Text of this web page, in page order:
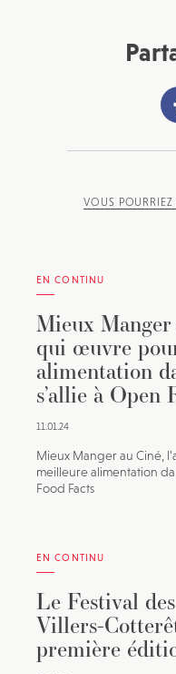
VOUS POURRIEZ
EN CONTINU
Mieux Manger
qui œuvre
alimentation
s’allie à Open
11.01.24
Mieux Manger au Ciné,
meilleure alimentation
Food Facts
EN CONTINU
Le Festival
Villers-
première